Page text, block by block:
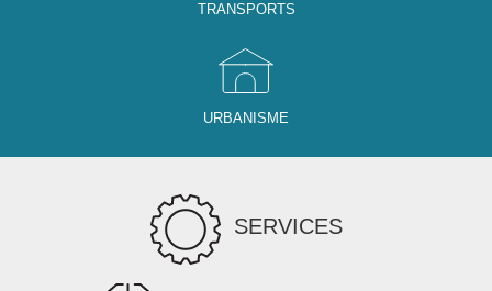
TRANSPORTS
URBANISME
SERVICES